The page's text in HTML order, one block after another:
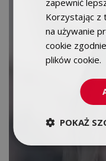
Korzystając z
na używanie
cookie
plików cookie.
POKAŻ